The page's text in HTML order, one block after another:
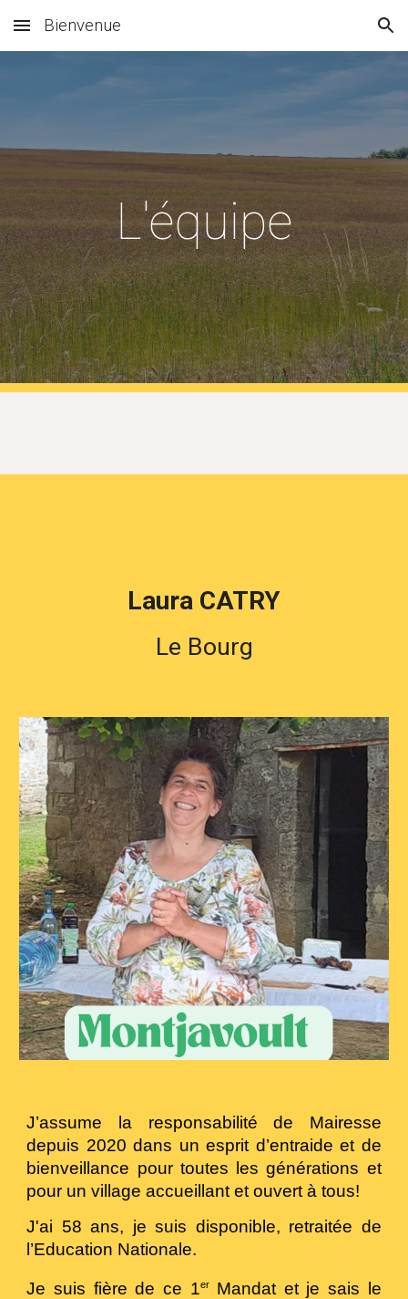
Skip to main content Skip to navigation
Bienvenue
L'équipe
Laura CATRY
Le Bourg
J’assume la responsabilité de Mairesse
depuis 2020dans un esprit d’entraide et de
bienveillance pour toutes les générations et
pour un village accueillant et ouvert à tous!
J'ai 58 ans, je suis disponible, retraitée de
l’Education Nationale.
Je suis fière de ce 1erMandat et je sais le